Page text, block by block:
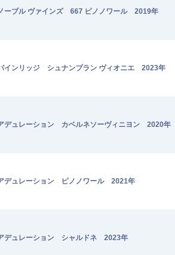
ーブル ヴァインズ 667 ピノノワール 2019年
インリッジ シュナンブラン ヴィオニエ 2023年
デュレーション カベルネソーヴィニヨン 2020年
デュレーション ピノノワール 2021年
デュレーション シャルドネ 2023年